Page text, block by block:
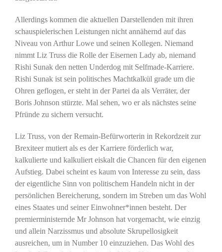
Allerdings kommen die aktuellen Darstellenden mit ihren
schauspielerischen Leistungen nicht annähernd auf das
Niveau von Arthur Lowe und seinen Kollegen. Niemand
nimmt Liz Truss die Rolle der Eisernen Lady ab, niemand
Rishi Sunak den netten Underdog mit Selfmade-Karriere.
Rishi Sunak ist sein politisches Machtkalkül grade um die
Ohren geflogen, er steht in der Partei da als Verräter, der
Boris Johnson stürzte. Mal sehen, wo er als nächstes seine
Pfründe zu sichern versucht.
Liz Truss, von der Remain-Befürworterin in Rekordzeit zur
Brexiteer mutiert als es der Karriere förderlich war,
kalkulierte und kalkuliert eiskalt die Chancen für den eigenen
Aufstieg. Dabei scheint es kaum von Interesse zu sein, dass
der eigentliche Sinn von politischem Handeln nicht in der
persönlichen Bereicherung, sondern im Streben um das Wohl
eines Staates und seiner Einwohner*innen besteht. Der
premierministernde Mr Johnson hat vorgemacht, wie einzig
und allein Narzissmus und absolute Skrupellosigkeit
ausreichen, um in Number 10 einzuziehen. Das Wohl des